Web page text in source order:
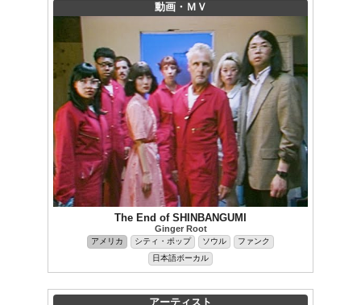
動画・ＭＶ
The End of SHINBANGUMI
Ginger Root
アメリカ シティ・ポップ ソウル
ファンク
日本語ボーカル
アーティスト